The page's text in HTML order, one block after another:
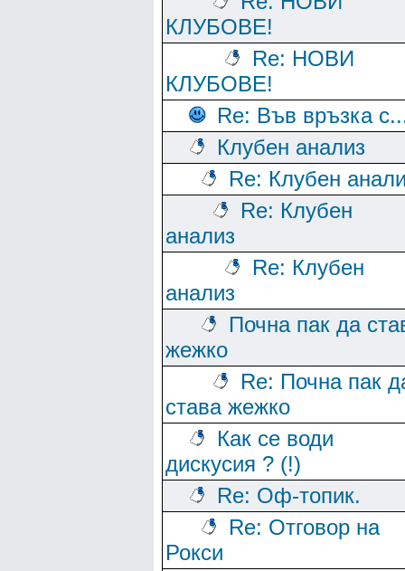
КЛУБОВЕ!
Re: НОВИ
КЛУБОВЕ!
Re: Във връзка
Клубен анализ
Re: Клубен
Re: Клубен
анализ
Re: Клубен
анализ
Почна пак да
жежко
Re: Почна пак
става жежко
Как се води
дискусия ? (!)
Re: Оф-топик.
Re: Отговор на
Рокси